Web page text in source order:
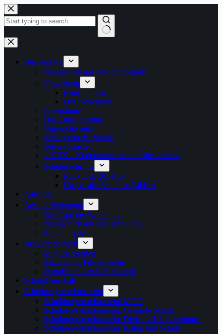
Zum
Inhalt
springen
Keine
Ergebnisse
Das sind wir
Neuigkeiten aus der Kruppstraße
Verwaltung
Kontaktdaten
Das Kollegium
Innenräume
Das Außengelände
Unterrichtszeiten
Videos von der Schule
Unsere Klassen
JeKITS – Kooperation mit der Musikschule
Schulgeschichte
Rückblick 2014/15
Unsere alte Schule in Bildern
Kalender
Aus der Betreuung
TaskCard der Betreuung
Neuigkeiten aus der Betreuung
Betreuungsteam
Der Förderverein
Mitglied werden
Satzung des Fördervereins
Spenden an den Förderverein
Schulpflegschaft
Schulprogrammbausteine
Schulprogrammbaustein: MINT
Schulprogrammbaustein: Gesunde Schule
Schulprogrammbaustein: Digitales Klassenzimmer
Schulprogrammbaustein: Kultur und Schule